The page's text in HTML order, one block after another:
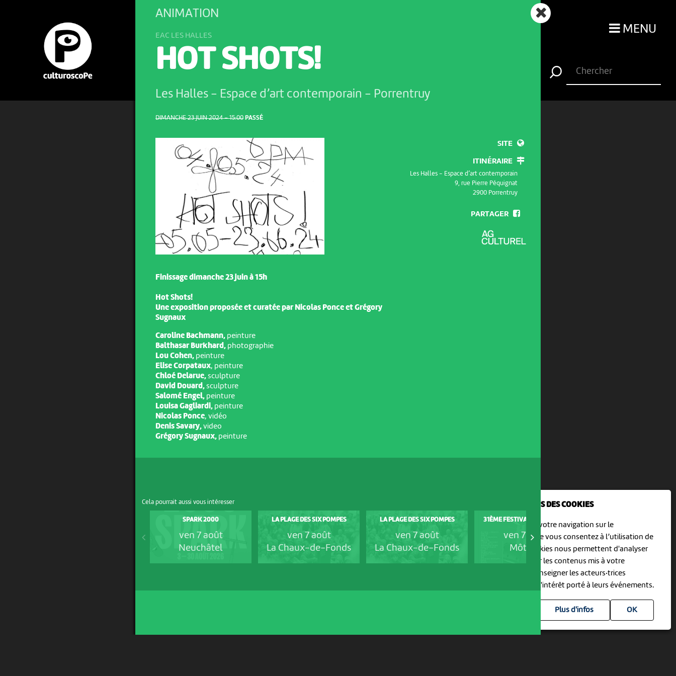
NOUS UTILISONS DES COOKIES
En poursuivant votre navigation sur le
culturoscoPe site vous consentez à l’utilisation de
cookies. Les cookies nous permettent d'analyser
le trafic, d’affiner les contenus mis à votre
disposition et renseigner les acteurs·trices
culturel·le·s sur l'intérêt porté à leurs événements.
Plus d'infos
MENU
DIMANCHE 23 JUIN 2024 – 15:00 PASSÉ
ANIMATION
EAC LES HALLES
HOT SHOTS!
Les Halles - Espace d’art contemporain - Porrentruy
Finissage dimanche 23 juin à 15h
Hot Shots!
Une exposition proposée et curatée par Nicolas Ponce et Grégory
Sugnaux
Caroline Bachmann, peinture
Balthasar Burkhard, photographie
Lou Cohen, peinture
Elise Corpataux, peinture
Chloé Delarue,sculpture
David Douard,sculpture
Salomé Engel, peinture
Louisa Gagliardi, peinture
Nicolas Ponce, vidéo
Denis Savary,video
Grégory Sugnaux, peinture
SITE
ITINÉRAIRE
Les Halles - Espace d’art contemporain
9, rue Pierre Péquignat
2900 Porrentruy
PARTAGER
Cela pourrait aussi vous intéresser
SPARK 2000
ven 7 août
Neuchâtel
LA PLAGE DES SIX POMPES
ven 7 août
La Chaux-de-Fonds
LA PLAGE DES SIX POMPES
ven 7 août
La Chaux-de-Fonds
31ÈME FESTIVAL HORS TRIBU
ven 7 août
Môtiers
ven 7 août
Vicques